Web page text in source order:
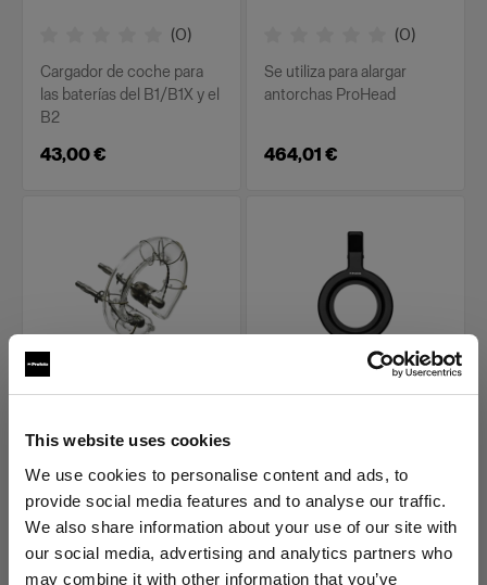
This website uses cookies
We use cookies to personalise content and ads, to
provide social media features and to analyse our traffic.
We also share information about your use of our site with
our social media, advertising and analytics partners who
may combine it with other information that you’ve
(0)
Cargador de coche para
las baterías del B1/B1X y el
B2
43,00 €
(0)
Se utiliza para alargar
antorchas ProHead
464,01 €
Flashtube for
ProHead Perfect ARC
(0 )
Tubo de flash de repuesto
para ProHead y Pro-B
Head
Small
0 )
Portagobos de repuesto
para Spot Small